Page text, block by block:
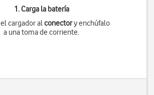
1. Carga la batería
cargador alconectory enchúfalo
a una toma de corriente.